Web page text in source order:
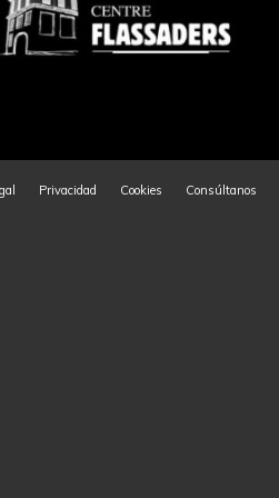
Privacidad Cookies Consúltanos